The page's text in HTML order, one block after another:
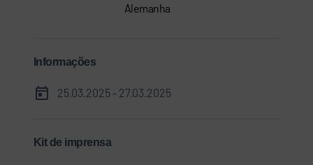
Alemanha
Informações
25.03.2025 - 27.03.2025
Kit de imprensa